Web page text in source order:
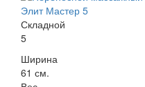
Складной
5
Ширина
61 см.